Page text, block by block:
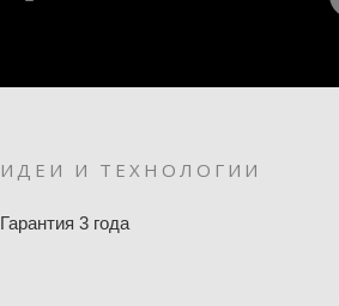
ИДЕИ И ТЕХНОЛОГИИ
Гарантия 3 года